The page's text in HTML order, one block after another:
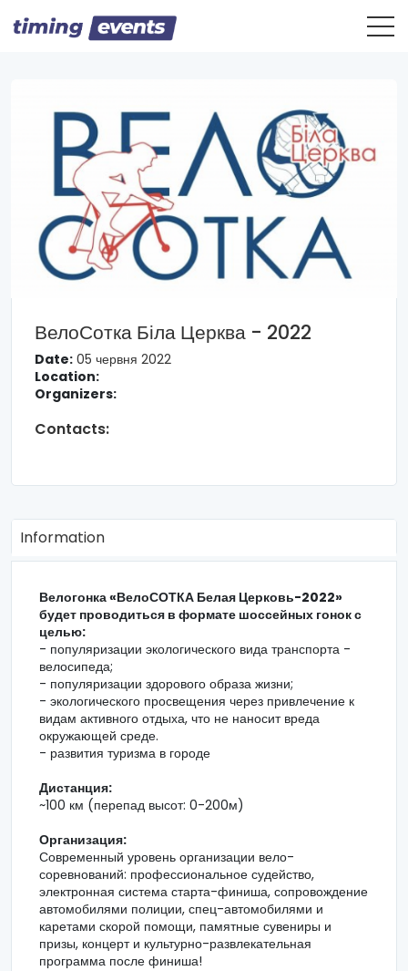
ВелоСотка Біла Церква - 2022
Date: 05 червня 2022
Location:
Organizers:
Contacts:
Information
Велогонка «ВелоСОТКА Белая Церковь-2022»
будет проводиться в формате шоссейных гонок с
целью:
- популяризации экологического вида транспорта -
велосипеда;
- популяризации здорового образа жизни;
- экологического просвещения через привлечение к
видам активного отдыха, что не наносит вреда
окружающей среде.
- развития туризма в городе
Дистанция:
~100 км (перепад высот: 0-200м)
Организация:
Современный уровень организации вело-
соревнований: профессиональное судейство,
электронная система старта-финиша, сопровождение
автомобилями полиции, спец-автомобилями и
каретами скорой помощи, памятные сувениры и
призы, концерт и культурно-развлекательная
программа после финиша!